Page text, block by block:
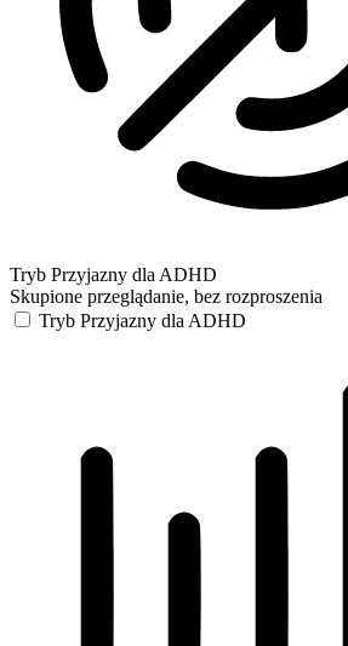
Tryb Przyjazny dla ADHD
Skupione przeglądanie, bez rozproszenia
Tryb Przyjazny dla ADHD